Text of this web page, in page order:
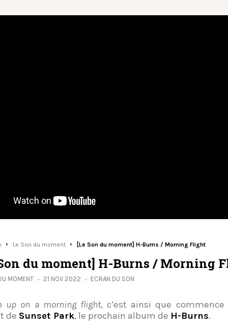
Le Son du moment [Le Son du moment] H-Burns / Morning Flight
du moment] H-Burns / Morning
MOMENT 21 NOV 2022 ECRAN DU SON
up on a morning flight, c’est ainsi que
de Sunset Park, le prochain album de H-Burns.